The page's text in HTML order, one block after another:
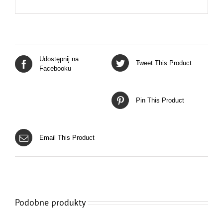
Udostępnij na
Facebooku
Tweet This Product
Pin This Product
Email This Product
Podobne produkty